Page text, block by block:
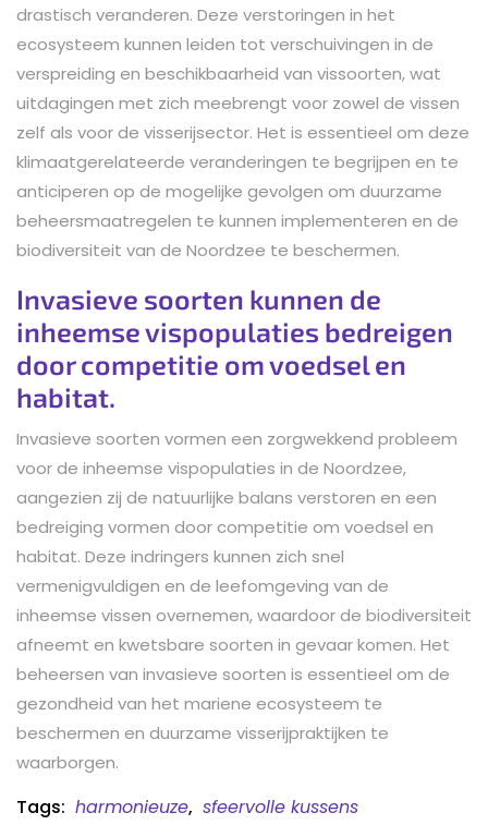
drastisch veranderen. Deze verstoringen in het
ecosysteem kunnen leiden tot verschuivingen in de
verspreiding en beschikbaarheid van vissoorten, wat
uitdagingen met zich meebrengt voor zowel de vissen
zelf als voor de visserijsector. Het is essentieel om deze
klimaatgerelateerde veranderingen te begrijpen en te
anticiperen op de mogelijke gevolgen om duurzame
beheersmaatregelen te kunnen implementeren en de
biodiversiteit van de Noordzee te beschermen.
Invasieve soorten kunnen de
inheemse vispopulaties bedreigen
door competitie om voedsel en
habitat.
Invasieve soorten vormen een zorgwekkend probleem
voor de inheemse vispopulaties in de Noordzee,
aangezien zij de natuurlijke balans verstoren en een
bedreiging vormen door competitie om voedsel en
habitat. Deze indringers kunnen zich snel
vermenigvuldigen en de leefomgeving van de
inheemse vissen overnemen, waardoor de biodiversiteit
afneemt en kwetsbare soorten in gevaar komen. Het
beheersen van invasieve soorten is essentieel om de
gezondheid van het mariene ecosysteem te
beschermen en duurzame visserijpraktijken te
waarborgen.
Tags: harmonieuze, sfeervolle kussens